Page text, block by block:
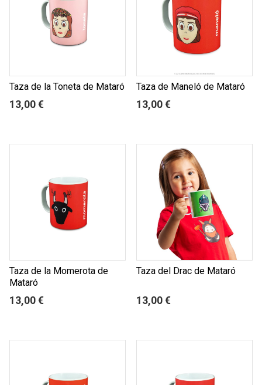
Taza de la Toneta de Mataró
13,00 €
Taza de Maneló de Mataró
13,00 €
Taza de la Momerota de
Mataró
13,00 €
Taza del Drac de Mataró
13,00 €